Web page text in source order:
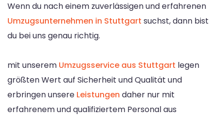
Wenn du nach einem zuverlässigen und erfahrenen
Umzugsunternehmen in Stuttgart suchst, dann bist
du bei uns genau richtig.
mit unserem Umzugsservice aus Stuttgart legen
größten Wert auf Sicherheit und Qualität und
erbringen unsere Leistungen daher nur mit
erfahrenem und qualifiziertem Personal aus